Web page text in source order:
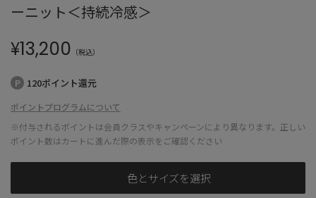
ーニット＜持続冷感＞
¥13,200 （税込）
120ポイント還元
ポイントプログラムについて
※付与されるポイントは会員クラスやキャンペーンにより異なります。正しい
ポイント数はカートに進んだ際の表示をご確認ください
色とサイズを選択